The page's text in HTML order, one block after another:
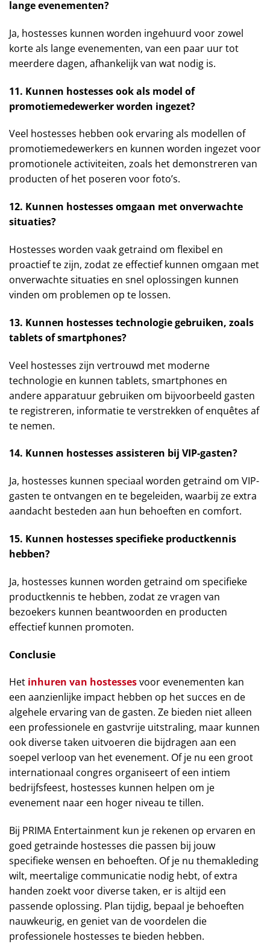
lange evenementen?
Ja, hostesses kunnen worden ingehuurd voor zowel
korte als lange evenementen, van een paar uur tot
meerdere dagen, afhankelijk van wat nodig is.
11. Kunnen hostesses ook als model of
promotiemedewerker worden ingezet?
Veel hostesses hebben ook ervaring als modellen of
promotiemedewerkers en kunnen worden ingezet voor
promotionele activiteiten, zoals het demonstreren van
producten of het poseren voor foto’s.
12. Kunnen hostesses omgaan met onverwachte
situaties?
Hostesses worden vaak getraind om flexibel en
proactief te zijn, zodat ze effectief kunnen omgaan met
onverwachte situaties en snel oplossingen kunnen
vinden om problemen op te lossen.
13. Kunnen hostesses technologie gebruiken, zoals
tablets of smartphones?
Veel hostesses zijn vertrouwd met moderne
technologie en kunnen tablets, smartphones en
andere apparatuur gebruiken om bijvoorbeeld gasten
te registreren, informatie te verstrekken of enquêtes af
te nemen.
14. Kunnen hostesses assisteren bij VIP-gasten?
Ja, hostesses kunnen speciaal worden getraind om VIP-
gasten te ontvangen en te begeleiden, waarbij ze extra
aandacht besteden aan hun behoeften en comfort.
15. Kunnen hostesses specifieke productkennis
hebben?
Ja, hostesses kunnen worden getraind om specifieke
productkennis te hebben, zodat ze vragen van
bezoekers kunnen beantwoorden en producten
effectief kunnen promoten.
Conclusie
Het inhuren van hostessesvoor evenementen kan
een aanzienlijke impact hebben op het succes en de
algehele ervaring van de gasten. Ze bieden niet alleen
een professionele en gastvrije uitstraling, maar kunnen
ook diverse taken uitvoeren die bijdragen aan een
soepel verloop van het evenement. Of je nu een groot
internationaal congres organiseert of een intiem
bedrijfsfeest, hostesses kunnen helpen om je
evenement naar een hoger niveau te tillen.
Bij PRIMA Entertainment kun je rekenen op ervaren en
goed getrainde hostesses die passen bij jouw
specifieke wensen en behoeften. Of je nu themakleding
wilt, meertalige communicatie nodig hebt, of extra
handen zoekt voor diverse taken, er is altijd een
passende oplossing. Plan tijdig, bepaal je behoeften
nauwkeurig, en geniet van de voordelen die
professionele hostesses te bieden hebben.